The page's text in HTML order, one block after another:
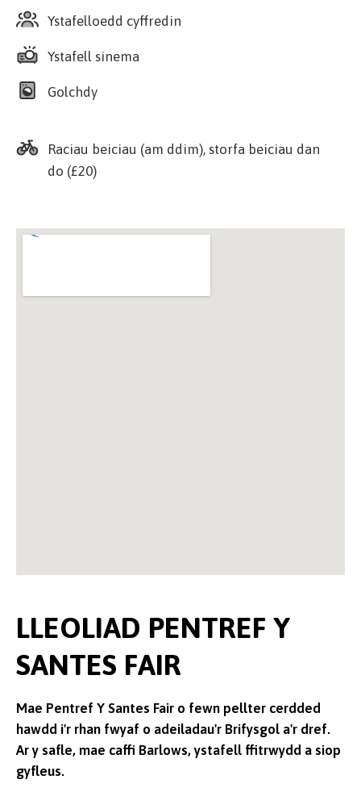
Ystafelloedd cyffredin
Ystafell sinema
Golchdy
Raciau beiciau (am ddim), storfa beiciau dan
do (£20)
LLEOLIAD PENTREF Y
SANTES FAIR
Mae Pentref Y Santes Fair o fewn pellter cerdded
hawdd i'r rhan fwyaf o adeiladau'r Brifysgol a'r dref.
Ar y safle, mae caffi Barlows, ystafell ffitrwydd a siop
gyfleus.